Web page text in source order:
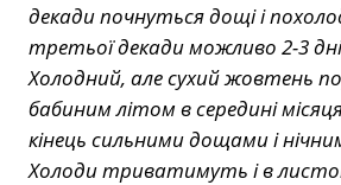
декади почнуться дощі і
третьої декади можливо 2-3
Холодний, але сухий жовтень
бабиним літом в середині
кінець сильними дощами і
Холоди триватимуть і в